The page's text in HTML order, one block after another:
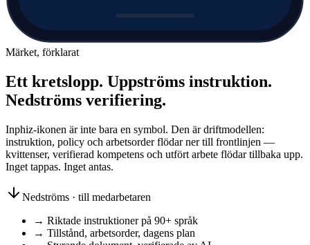
Märket, förklarat
Ett kretslopp. Uppströms instruktion.
Nedströms verifiering.
Inphiz-ikonen är inte bara en symbol. Den är driftmodellen:
instruktion, policy och arbetsorder flödar ner till frontlinjen —
kvittenser, verifierad kompetens och utfört arbete flödar tillbaka upp.
Inget tappas. Inget antas.
Nedströms · till medarbetaren
→ Riktade instruktioner på 90+ språk
→ Tillstånd, arbetsorder, dagens plan